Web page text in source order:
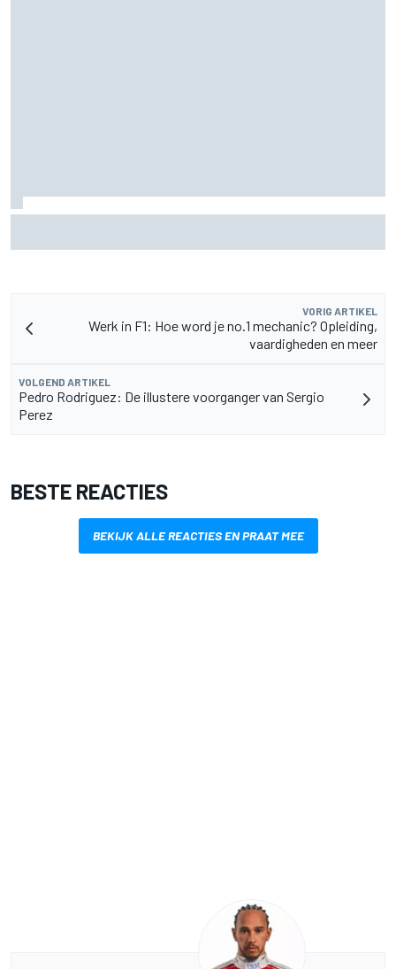
VORIG ARTIKEL
Werk in F1: Hoe word je no.1 mechanic? Opleiding,
vaardigheden en meer
VOLGEND ARTIKEL
Pedro Rodriguez: De illustere voorganger van Sergio
Perez
BESTE REACTIES
BEKIJK ALLE REACTIES EN PRAAT MEE